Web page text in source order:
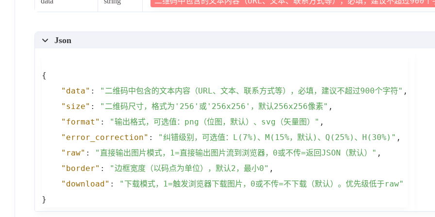
Json
{
"data" : "二维码中包含的文本内容（URL、文本、联系方式等），必填，建议不超过900个字符" ,
"size" : "二维码尺寸，格式为'256'或'256x256'，默认256x256像素" ,
"format" : "输出格式，可选值：png（位图，默认）、svg（矢量图）" ,
"error_correction" : "纠错级别，可选值：L(7%)、M(15%，默认)、Q(25%)、H(30%)" ,
"raw" : "直接输出图片模式，1=直接输出图片流到浏览器，0或不传=返回JSON（默认）" ,
"border" : "边框宽度（以码点为单位），默认2，最小0" ,
"download" :
"下载模式，1=触发浏览器下载图片，0或不传=不下载（默认）。优先级低于raw"
}